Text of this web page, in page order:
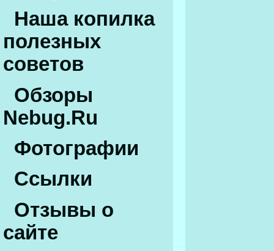
Наша копилка
полезных
советов
Обзоры
Nebug.Ru
Фотографии
Ссылки
Отзывы о
сайте